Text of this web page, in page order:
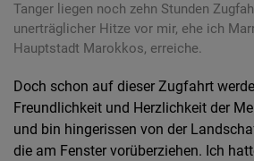
Tanger liegen noch zehn Stunden
unerträglicher Hitze vor mir, ehe ich
Hauptstadt Marokkos, erreiche.
Doch schon auf dieser Zugfahrt
Freundlichkeit und Herzlichkeit der
und bin hingerissen von der
die am Fenster vorüberziehen. Ich